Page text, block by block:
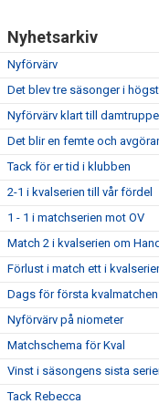
Nyhetsarkiv
Nyförvärv
Det blev tre säsonger i
Nyförvärv klart till
Det blir en femte och
Tack för er tid i klubben
2-1 i kvalserien till vår fördel
1 - 1 i matchserien mot OV
Match 2 i kvalserien om
Förlust i match ett i
Dags för första kvalmatchen
Nyförvärv på niometer
Matchschema för Kval
Vinst i säsongens sista
Tack Rebecca